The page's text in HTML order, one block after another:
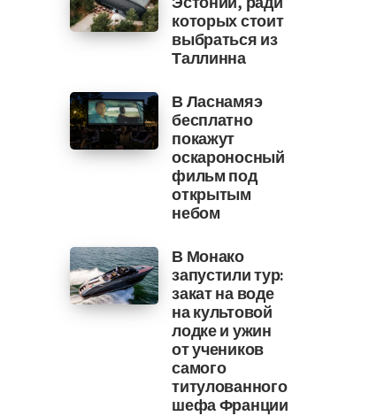
которых стоит
выбраться из
Таллинна
В Ласнамяэ
бесплатно
покажут
оскароносный
фильм под
открытым
небом
В Монако
запустили тур:
закат на воде
на культовой
лодке и ужин
от учеников
самого
титулованного
шефа Франции